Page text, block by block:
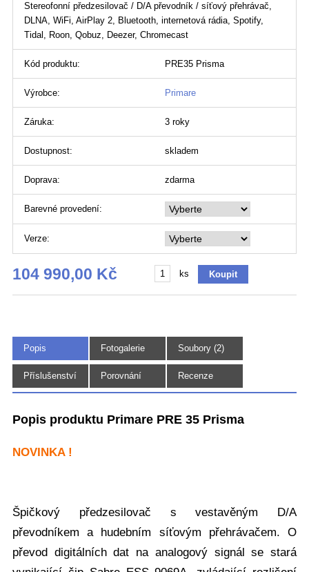
Stereofonní předzesilovač / D/A převodník / síťový přehrávač,
DLNA, WiFi, AirPlay 2, Bluetooth, internetová rádia, Spotify,
Tidal, Roon, Qobuz, Deezer, Chromecast
Kód produktu: PRE35 Prisma
Výrobce: Primare
Záruka: 3 roky
Dostupnost: skladem
Doprava: zdarma
Barevné provedení:
Verze:
104 990,00 Kč ks
Popis Fotogalerie
(8)
Soubory (2)
Příslušenství Porovnání Recenze
Popis produktu Primare PRE 35 Prisma
NOVINKA !
Špičkový předzesilovač s vestavěným D/A
převodníkem a hudebním síťovým přehrávačem. O
převod digitálních dat na analogový signál se stará